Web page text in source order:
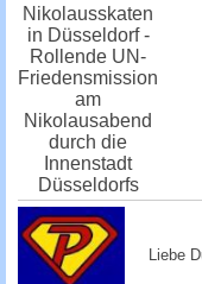
Nikolausskaten
in Düsseldorf -
Rollende UN-
Friedensmission
am
Nikolausabend
durch die
Innenstadt
Düsseldorfs
Liebe